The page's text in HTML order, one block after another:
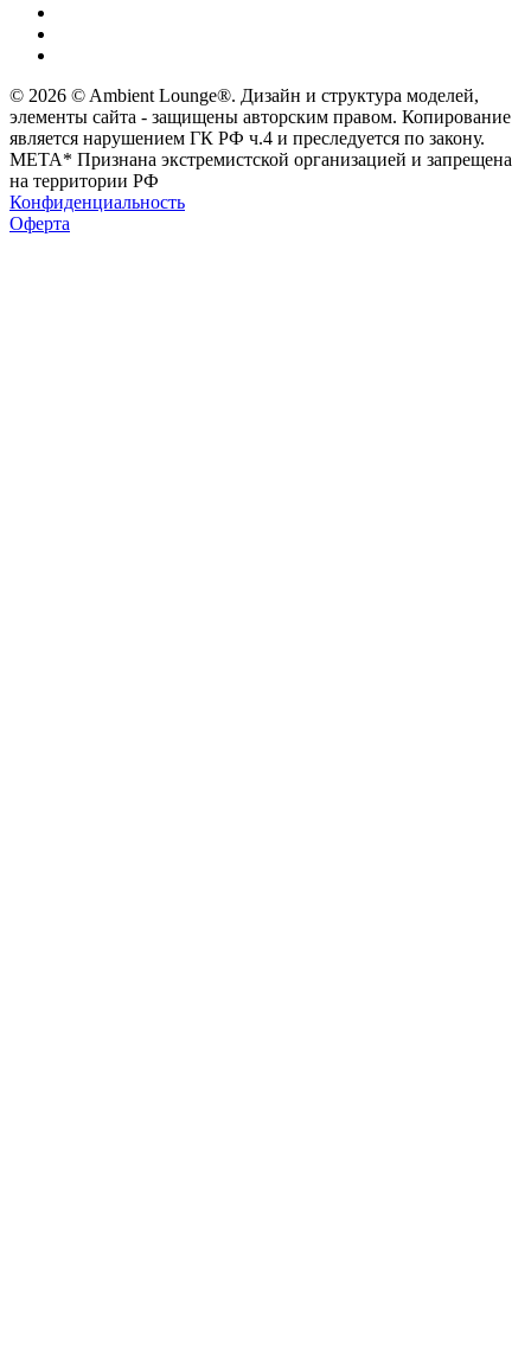
© 2026 © Ambient Lounge®. Дизайн и структура моделей,
элементы сайта - защищены авторским правом. Копирование
является нарушением ГК РФ ч.4 и преследуется по закону.
МЕТА* Признана экстремистской организацией и запрещена
на территории РФ
Конфиденциальность
Оферта